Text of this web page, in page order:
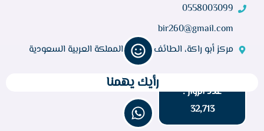
0558003099
bir260@gmail.com
مركز أبو راكة، الطائف 21944، المملكة العربية السعودية
عدد الزوار :
32,713
رأيك يهمنا